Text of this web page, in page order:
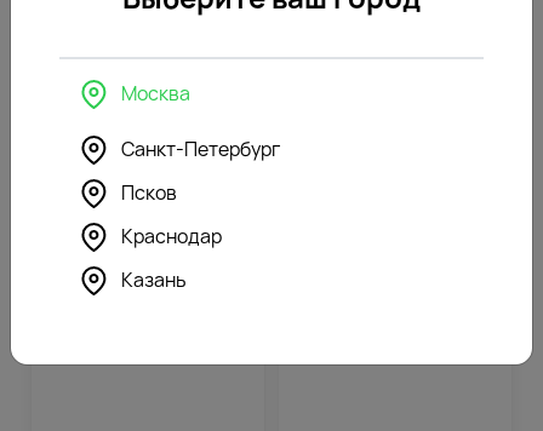
15790₽ 16250₽
ЦВЕТОЧНЫЕ КОМПОЗИЦИИ
(187)
Букет в шляпной коробке
Тихий шепот
Москва
Санкт-Петербург
Псков
Краснодар
Казань